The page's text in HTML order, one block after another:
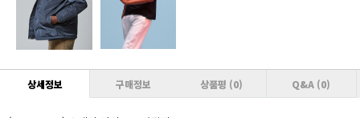
48,306원 (추가할인 3% / 추가적립 2%)
다이아몬드
48,306원 (추가할인 3% / 추가적립 3%)
VVIP
47,808원 (추가할인 4% / 추가적립 3%)
상세정보 구매정보 상품평 (0) Q&A (0)